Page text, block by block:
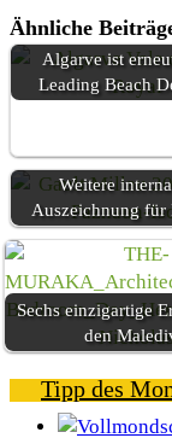
Ähnliche
Algarve ist
Leading Beach
Weitere
Auszeichnung
Sechs einzigartige
den
Tipp des